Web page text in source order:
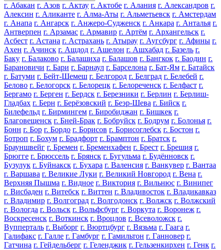
г. Абакан г. Азов г. Актау г. Актобе г. Алания г. Александров г.
Алексин г. Аликанте г. Алма-Аты г. Альметьевск г. Амстердам
г. Анапа г. Ангарск г. Анжеро-Судженск г. Анкара г. Анталья г.
Антверпен г. Арзамас г. Армавир г. Артём г. Архангельск г.
Асбест г. Астана г. Астрахань г. Атырау г. Аугсбург г. Афины г.
Ахен г. Ачинск г. Ашдод г. Ашелон г. Ашхабад г. Базель г.
Баку г. Балаково г. Балашиха г. Балашов г. Бангкок г. Баодин г.
Барановичи г. Бари г. Барнаул г. Барселона г. Бат-Ям г. Батайск
г. Батуми г. Бейт-Шемеш г. Белгород г. Белград г. Белебей г.
Белово г. Белогорск г. Белорецк г. Белореченск г. Белфаст г.
Бергамо г. Берген г. Бердск г. Березники г. Берлин г. Берлиш-
Гладбах г. Берн г. Берёзовский г. Беэр-Шева г. Бийск г.
Билефельд г. Бирмингем г. Биробиджан г. Бишкек г.
Благовещенск г. Бней-Брак г. Бобруйск г. Бодрум г. Болонья г.
Бонн г. Бор г. Бордо г. Борисов г. Борисоглебск г. Бостон г.
Ботроп г. Бохум г. Брадфорт г. Брамптон г. Братск г.
Брауншвейг г. Бремен г. Бременхафен г. Брест г. Брешия г.
Брюгге г. Брюссель г. Брянск г. Бугульма г. Будённовск г.
Бузулук г. Буйнакск г. Бухара г. Валенсия г. Ванкувер г. Вантаа
г. Варшава г. Великие Луки г. Великий Новгород г. Вена г.
Верхняя Пышма г. Видное г. Виктория г. Вильнюс г. Винипег
г. Висбаден г. Витебск г. Виттен г. Владивосток г. Владикавказ
г. Владимир г. Волгоград г. Волгодонск г. Волжск г. Волжский
г. Вологда г. Вольск г. Вольфсбург г. Воркута г. Воронеж г.
Воскресенск г. Воткинск г. Вроцлов г. Всеволожск г.
Вупперталь г. Выборг г. Вюртцбург г. Вязьма г. Гаага г.
Галифакс г. Галле г. Гамбург г. Гамильтон г. Ганновер г.
Гатчина г. Гейдельберг г. Геленджик г. Гельзенкирхен г. Генк г.